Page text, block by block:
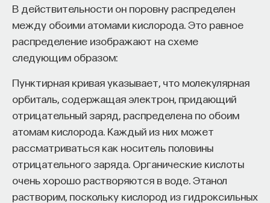
В действительности он поровну распределен
между обоими атомами кислорода. Это равное
распределение изображают на схеме
следующим образом:
Пунктирная кривая указывает, что молекулярная
орбиталь, содержащая электрон, придающий
отрицательный заряд, распределена по обоим
атомам кислорода. Каждый из них может
рассматриваться как носитель половины
отрицательного заряда. Органические кислоты
очень хорошо растворяются в воде. Этанол
растворим, поскольку кислород из гидроксильных